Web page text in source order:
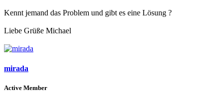
Kennt jemand das Problem und gibt es eine Lösung ?
Liebe Grüße Michael
mirada
Active Member